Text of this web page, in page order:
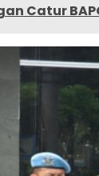
Catur